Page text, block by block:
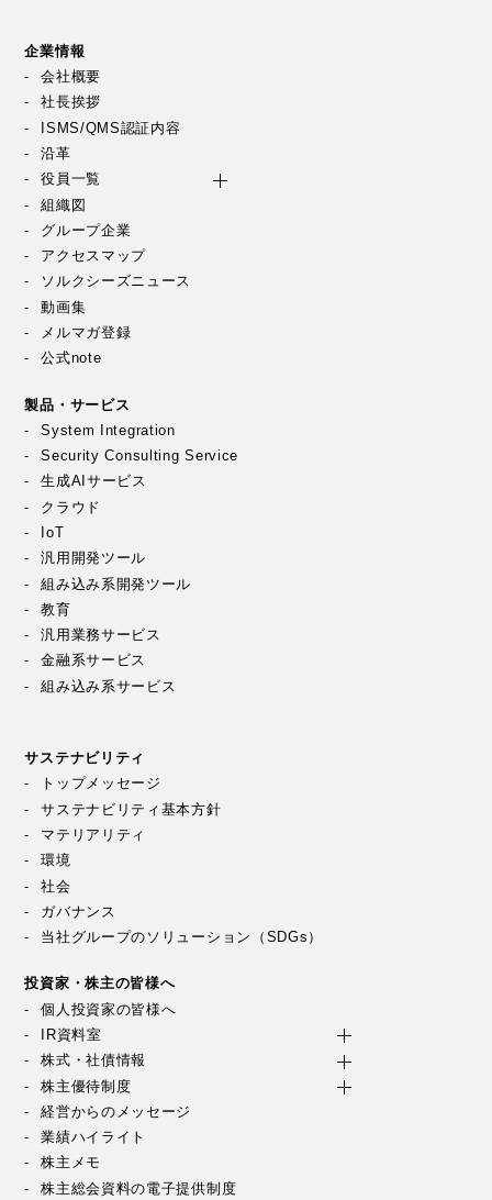
企業情報
会社概要
社長挨拶
ISMS/QMS認証内容
沿革
役員一覧
組織図
グループ企業
アクセスマップ
ソルクシーズニュース
動画集
メルマガ登録
公式note
製品・サービス
System Integration
Security Consulting Service
生成AIサービス
クラウド
IoT
汎用開発ツール
組み込み系開発ツール
教育
汎用業務サービス
金融系サービス
組み込み系サービス
サステナビリティ
トップメッセージ
サステナビリティ基本方針
マテリアリティ
環境
社会
ガバナンス
当社グループのソリューション（SDGs）
投資家・株主の皆様へ
個人投資家の皆様へ
IR資料室
株式・社債情報
株主優待制度
経営からのメッセージ
業績ハイライト
株主メモ
株主総会資料の電子提供制度